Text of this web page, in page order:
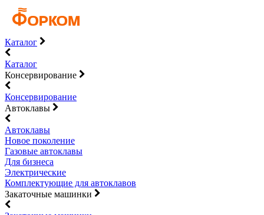
Каталог
Каталог
Консервирование
Консервирование
Автоклавы
Автоклавы
Новое поколение
Газовые автоклавы
Для бизнеса
Электрические
Комплектующие для автоклавов
Закаточные машинки